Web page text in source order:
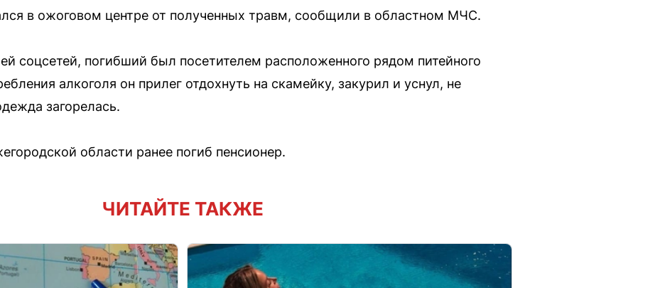
в ожоговом центре от полученных травм, сообщили в областном МЧС.
соцсетей, погибший был посетителем расположенного рядом питейного
алкоголя он прилег отдохнуть на скамейку, закурил и уснул, не
загорелась.
области ранее погиб пенсионер.
ЧИТАЙТЕ ТАКЖЕ